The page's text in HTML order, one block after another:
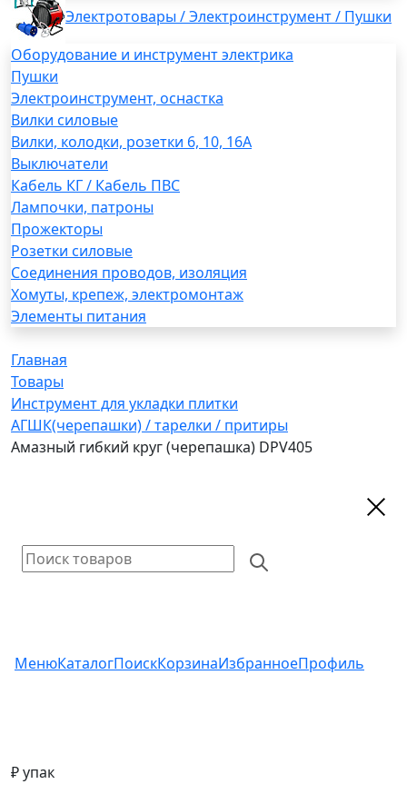
Электротовары / Электроинструмент / Пушки
Оборудование и инструмент электрика
Пушки
Электроинструмент, оснастка
Вилки силовые
Вилки, колодки, розетки 6, 10, 16А
Выключатели
Кабель КГ / Кабель ПВС
Лампочки, патроны
Прожекторы
Розетки силовые
Соединения проводов, изоляция
Хомуты, крепеж, электромонтаж
Элементы питания
Главная
Товары
Инструмент для укладки плитки
АГШК(черепашки) / тарелки / притиры
Амазный гибкий круг (черепашка) DPV405
МенюКаталогПоискКорзинаИзбранноеПрофиль
₽ упак